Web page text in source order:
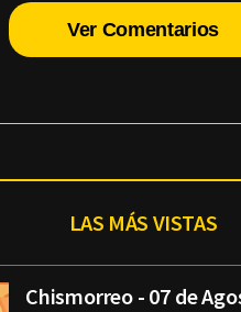
Ver Comentarios
LAS MÁS VISTAS
Chismorreo - 07 de